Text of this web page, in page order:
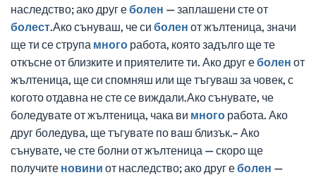
наследство; ако друг еболен — заплашени сте от
болест.Ако сънуваш, че си болен от жълтеница, значи
ще ти се струпа много работа, която задълго ще те
откъсне от близките и приятелите ти. Ако друг еболен от
жълтеница, ще си спомняш или ще тъгуваш за човек, с
когото отдавна не сте се виждали.Ако сънувате, че
боледувате от жълтеница, чака ви много работа. Ако
друг боледува, ще тъгувате по ваш близък.– Ако
сънувате, че сте болни от жълтеница — скоро ще
получите новини от наследство; ако друг еболен —